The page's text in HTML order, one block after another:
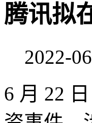
腾讯拟
2022-
6 月 22